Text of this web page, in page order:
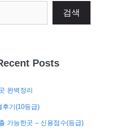
검색
Posts
완벽정리
후기(10등급)
가능한곳 – 신용점수(등급)